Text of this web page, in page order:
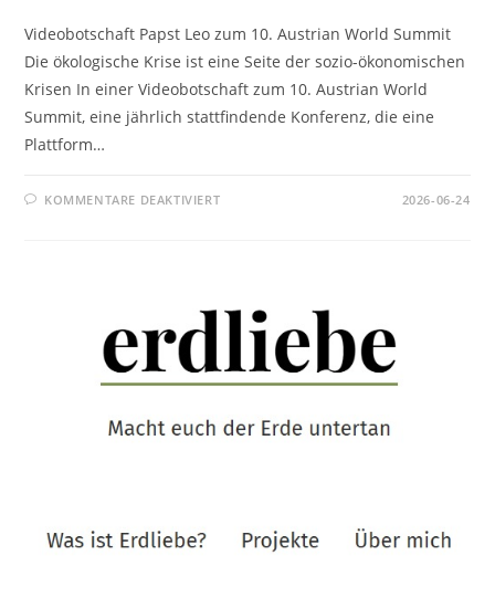
Videobotschaft Papst Leo zum 10. Austrian World Summit
Die ökologische Krise ist eine Seite der sozio-ökonomischen
Krisen In einer Videobotschaft zum 10. Austrian World
Summit, eine jährlich stattfindende Konferenz, die eine
Plattform…
KOMMENTARE DEAKTIVIERTFÜR
UND
DER
NATUR
2026-06-24